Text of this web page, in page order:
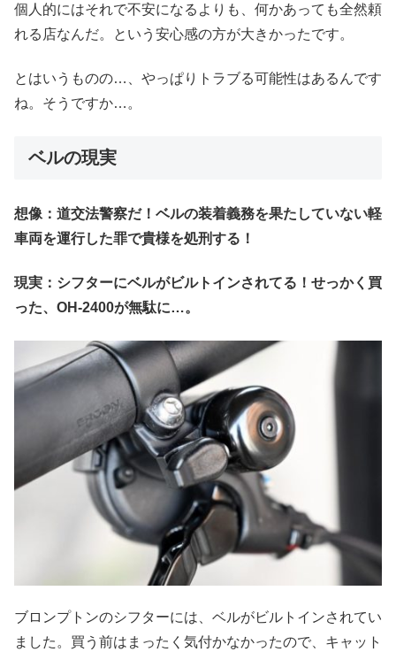
個人的にはそれで不安になるよりも、何かあっても全然頼
れる店なんだ。という安心感の方が大きかったです。
とはいうものの…、やっぱりトラブる可能性はあるんです
ね。そうですか…。
ベルの現実
想像：道交法警察だ！ベルの装着義務を果たしていない軽
車両を運行した罪で貴様を処刑する！
現実：シフターにベルがビルトインされてる！せっかく買
った、OH-2400が無駄に…。
ブロンプトンのシフターには、ベルがビルトインされてい
ました。買う前はまったく気付かなかったので、キャット